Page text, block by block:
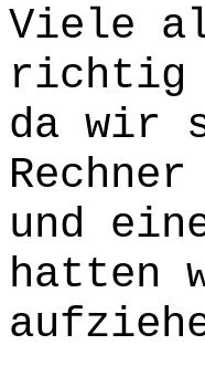
Viele
richtig
da wir
und
hatten